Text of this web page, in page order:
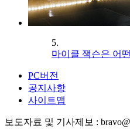
5.
마이클 잭슨은 어
PC버전
공지사항
사이트맵
보도자료 및 기사제보 :